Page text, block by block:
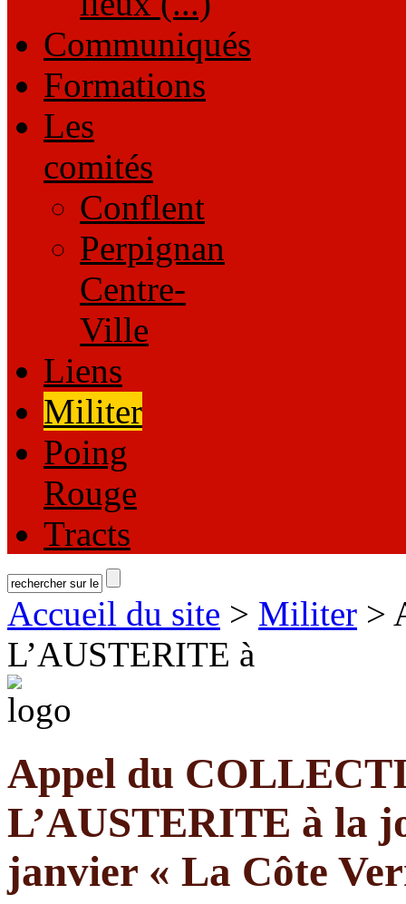
Communiqués
Formations
Les
comités
Conflent
Perpignan
Centre-
Ville
Liens
Militer
Poing
Rouge
Tracts
Accueil du site > Militer >
L’AUSTERITE à
Appel du
L’AUSTERITE à la
janvier « La Côte